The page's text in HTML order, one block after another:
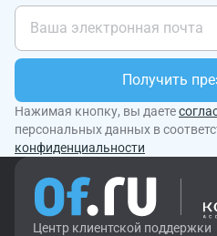
Получить
Нажимая кнопку, вы даете
персональных данных в
конфиденциальности
Центр клиентской поддержки